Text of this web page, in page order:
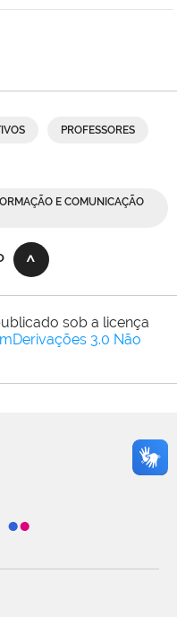
PROFESSORES
E COMUNICAÇÃO
sob a licença
3.0 Não